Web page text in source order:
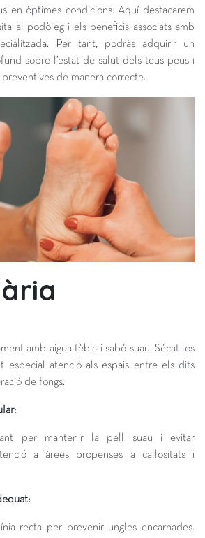
en òptimes condicions. Aquí destacarem
al podòleg i els beneficis associats amb
Per tant, podràs adquirir un
sobre l’estat de salut dels teus peus i
de manera correcte.
amb aigua tèbia i sabó suau. Sécat-los
especial atenció als espais entre els dits
de fongs.
per mantenir la pell suau i evitar
a àrees propenses a callositats i
recta per prevenir ungles encarnades.